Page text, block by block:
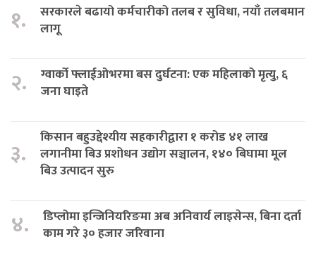
१.
सरकारले बढायो कर्मचारीको तलब र सुविधा, नयाँ तलबमान
लागू
२.
ग्वार्को फ्लाईओभरमा बस दुर्घटना: एक महिलाको मृत्यु, ६
जना घाइते
३.
किसान बहुउद्देश्यीय सहकारीद्वारा १ करोड ४१ लाख
लगानीमा बिउ प्रशोधन उद्योग सञ्चालन, १४० बिघामा मूल
बिउ उत्पादन सुरु
४.
डिप्लोमा इन्जिनियरिङमा अब अनिवार्य लाइसेन्स, बिना दर्ता
काम गरे ३० हजार जरिवाना